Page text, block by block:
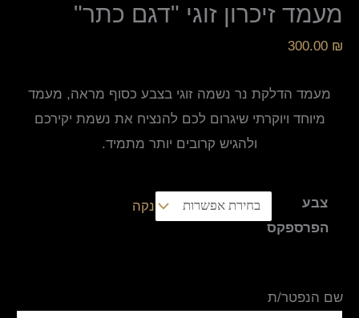
מעמד זיכרון זוגי "דגם כתר"
300.00 ₪
מעמד הדלקת נר נשמה זוגי בצבע כסוף מראה, מעמד
מיוחד ויוקרתי שיגרום לכם להנציח את נשמת יקירכם
ולהגיש קרובים יותר מתמיד.
צבע
הפרספקס
נקה
שם הנפטר/ת